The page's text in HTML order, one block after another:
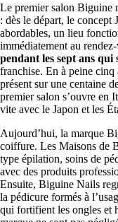
Le premier salon Biguine
: dès le départ, le concept
abordables, un lieu
immédiatement au
pendant les sept ans qui
franchise. En à peine
présent sur une centaine
premier salon s’ouvre en
vite avec le Japon et les
Aujourd’hui, la marque
coiffure. Les Maisons de
type épilation, soins de
avec des produits
Ensuite, Biguine Nails
la pédicure formés à
qui fortifient les ongles et